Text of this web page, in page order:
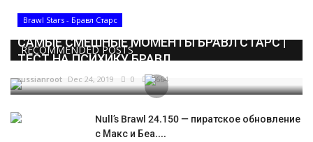
RECOMMENDED POSTS
Brawl Stars - Бравл Старс
САМЫЕ СМЕШНЫЕ МОМЕНТЫ БРАВЛ СТАРС |
ТЕСТ НА ПСИХИКУ БРАВЛ...
russianroot Dec 24, 2019 0 5664
Null’s Brawl 24.150 — пиратское обновление
с Макс и Беа....